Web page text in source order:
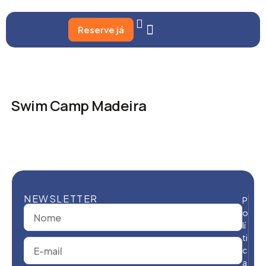
Reserve já
Swim Camp Madeira
NEWSLETTER
P
o
lí
ti
c
a